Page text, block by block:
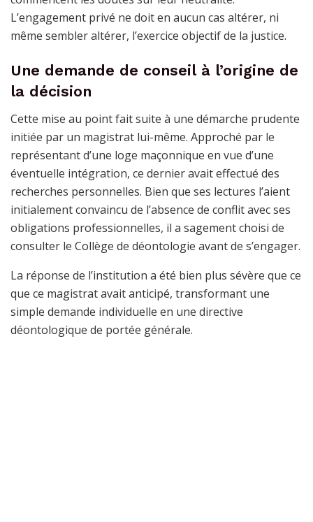
L’engagement privé ne doit en aucun cas altérer, ni
même sembler altérer, l’exercice objectif de la justice.
Une demande de conseil à l’origine de
la décision
Cette mise au point fait suite à une démarche prudente
initiée par un magistrat lui-même. Approché par le
représentant d’une loge maçonnique en vue d’une
éventuelle intégration, ce dernier avait effectué des
recherches personnelles. Bien que ses lectures l’aient
initialement convaincu de l’absence de conflit avec ses
obligations professionnelles, il a sagement choisi de
consulter le Collège de déontologie avant de s’engager.
La réponse de l’institution a été bien plus sévère que ce
que ce magistrat avait anticipé, transformant une
simple demande individuelle en une directive
déontologique de portée générale.